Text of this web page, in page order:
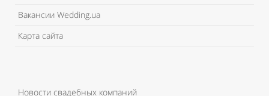
Вакансии Wedding.ua
Карта сайта
Новости свадебных компаний